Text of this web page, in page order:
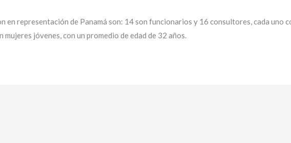
representación de Panamá son: 14 son funcionarios y 16 consultores, cada uno
jóvenes, con un promedio de edad de 32 años.